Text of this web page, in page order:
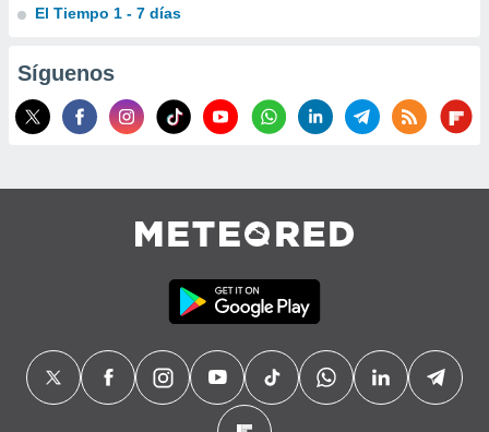
El Tiempo 1 - 7 días
Síguenos